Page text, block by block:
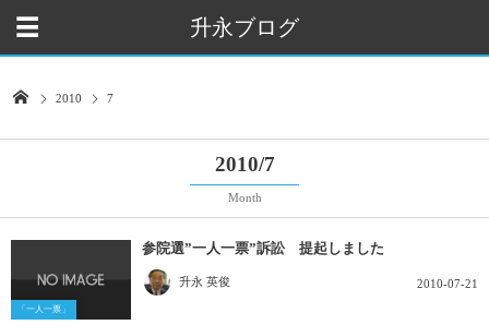
升永ブログ
2010 7
2010/7
Month
「一人一票」
参院選”一人一票”訴訟 提起しました
升永 英俊 2010-07-21